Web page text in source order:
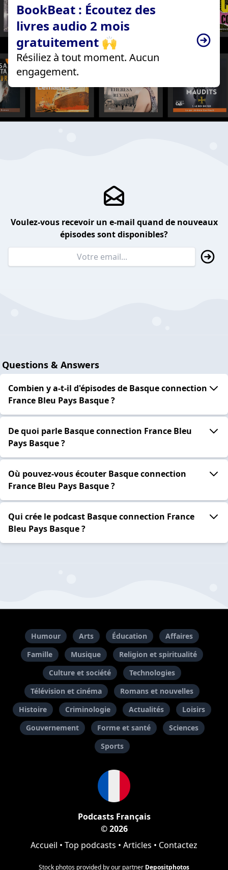
BookBeat : Écoutez des
livres audio 2 mois
gratuitement 🙌
Résiliez à tout moment. Aucun
engagement.
Voulez-vous recevoir un e-mail quand de nouveaux
épisodes sont disponibles?
Questions & Answers
Combien y a-t-il d'épisodes de Basque connection
France Bleu Pays Basque ?
De quoi parle Basque connection France Bleu
Pays Basque ?
Où pouvez-vous écouter Basque connection
France Bleu Pays Basque ?
Qui crée le podcast Basque connection France
Bleu Pays Basque ?
Humour Arts Éducation
Affaires
Famille
Musique
Religion et spiritualité
Culture et société
Technologies
Télévision et cinéma
Romans et nouvelles
Histoire
Criminologie Actualités
Loisirs
Gouvernement
Forme et santé
Sciences
Sports
Podcasts Français
© 2026
Accueil • Top podcasts • Articles • Contactez
Stock photos provided by our partner Depositphotos